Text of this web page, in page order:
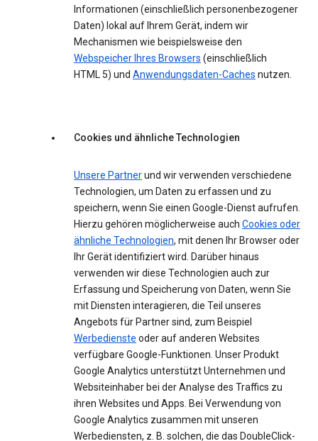
Informationen (einschließlich personenbezogener
Daten) lokal auf Ihrem Gerät, indem wir
Mechanismen wie beispielsweise den
Webspeicher Ihres Browsers (einschließlich
HTML 5) und Anwendungsdaten-Caches nutzen.
Cookies und ähnliche Technologien
Unsere Partnerund wir verwenden verschiedene
Technologien, um Daten zu erfassen und zu
speichern, wenn Sie einen Google-Dienst aufrufen.
Hierzu gehören möglicherweise auch Cookies oder
ähnliche Technologien, mit denen Ihr Browser oder
Ihr Gerät identifiziert wird. Darüber hinaus
verwenden wir diese Technologien auch zur
Erfassung und Speicherung von Daten, wenn Sie
mit Diensten interagieren, die Teil unseres
Angebots für Partner sind, zum Beispiel
Werbedienste oder auf anderen Websites
verfügbare Google-Funktionen. Unser Produkt
Google Analytics unterstützt Unternehmen und
Websiteinhaber bei der Analyse des Traffics zu
ihren Websites und Apps. Bei Verwendung von
Google Analytics zusammen mit unseren
Werbediensten, z. B. solchen, die das DoubleClick-